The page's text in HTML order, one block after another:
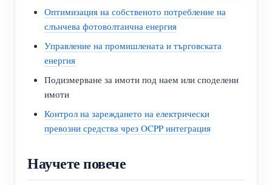
Оптимизация на собственото потребление на
слънчева фотоволтаична енергия
Управление на промишлената и търговската
енергия
Подизмерване за имоти под наем или споделени
имоти
Контрол на зареждането на електрически
превозни средства чрез OCPP интеграция
Научете повече